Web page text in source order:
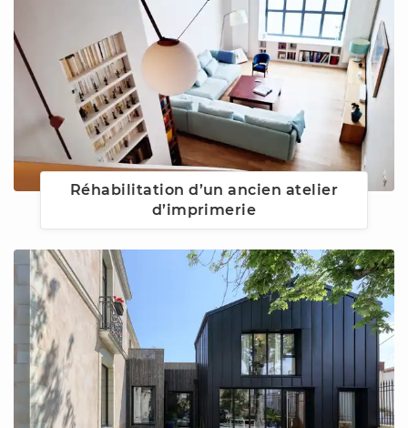
Réhabilitation d’un ancien atelier
d’imprimerie